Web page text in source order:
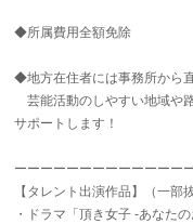
◆所属費用全額免除
◆地方在住者には事務所から
芸能活動のしやすい地域や
サポートします！
ーーーーーーーーーーーーー
【タレント出演作品】（一部
・ドラマ「頂き女子 -あなた